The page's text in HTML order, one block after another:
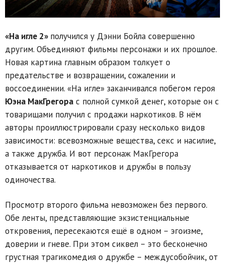
«На игле 2» получился у Дэнни Бойла совершенно
другим. Объединяют фильмы персонажи и их прошлое.
Новая картина главным образом толкует о
предательстве и возвращении, сожалении и
воссоединении. «На игле» заканчивался побегом героя
Юэна МакГрегора с полной сумкой денег, которые он с
товарищами получил с продажи наркотиков. В нём
авторы проиллюстрировали сразу несколько видов
зависимости: всевозможные вещества, секс и насилие,
а также дружба. И вот персонаж МакГрегора
отказывается от наркотиков и дружбы в пользу
одиночества.
Просмотр второго фильма невозможен без первого.
Обе ленты, представляющие экзистенциальные
откровения, пересекаются ещё в одном – эгоизме,
доверии и гневе. При этом сиквел – это бесконечно
грустная трагикомедия о дружбе – междусобойчик, от